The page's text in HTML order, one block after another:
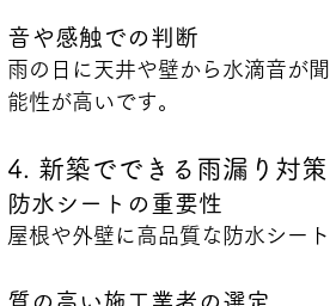
音や感触での判断
雨の日に天井や壁から水滴音が
能性が高いです。
4. 新築でできる雨漏り対策
防水シートの重要性
屋根や外壁に高品質な防水シー